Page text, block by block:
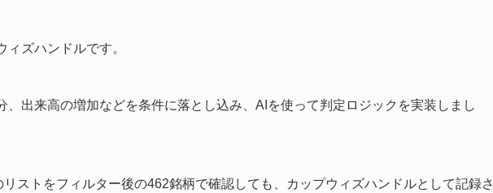
ズハンドルです。
、出来高の増加などを条件に落とし込み、AIを使って判定ロジックを実装しまし
ストをフィルター後の462銘柄で確認しても、カップウィズハンドルとして記録さ